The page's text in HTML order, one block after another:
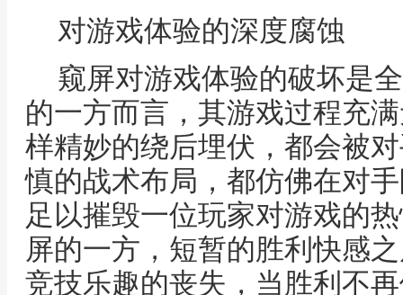
对游戏体验的深度腐蚀
窥屏对游戏体验的破坏是
的一方而言，其游戏过程充
样精妙的绕后埋伏，都会被
慎的战术布局，都仿佛在对
足以摧毁一位玩家对游戏的
屏的一方，短暂的胜利快感
竞技乐趣的丧失，当胜利不